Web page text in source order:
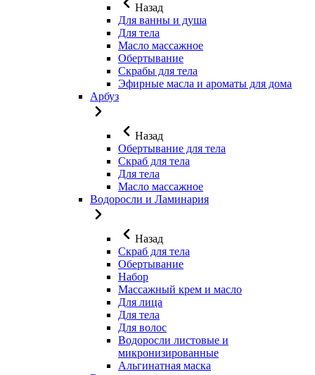
Назад
Для ванны и душа
Для тела
Масло массажное
Обертывание
Скрабы для тела
Эфирные масла и ароматы для дома
Арбуз
Назад
Обертывание для тела
Скраб для тела
Для тела
Масло массажное
Водоросли и Ламинария
Назад
Скраб для тела
Обертывание
Набор
Массажный крем и масло
Для лица
Для тела
Для волос
Водоросли листовые и
микронизированные
Альгинатная маска